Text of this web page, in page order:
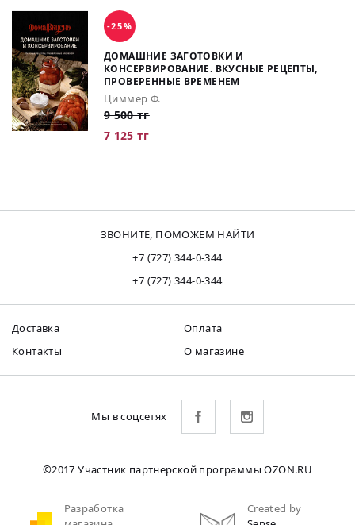
-25%
ДОМАШНИЕ ЗАГОТОВКИ И
КОНСЕРВИРОВАНИЕ. ВКУСНЫЕ РЕЦЕПТЫ,
ПРОВЕРЕННЫЕ ВРЕМЕНЕМ
Циммер Ф.
9 500 тг
7 125 тг
ЗВОНИТЕ, ПОМОЖЕМ НАЙТИ
+7 (727) 344-0-344
+7 (727) 344-0-344
Доставка
Оплата
Контакты
О магазине
Мы в соцсетях
©2017 Участник партнерской программы OZON.RU
Разработка
Created by